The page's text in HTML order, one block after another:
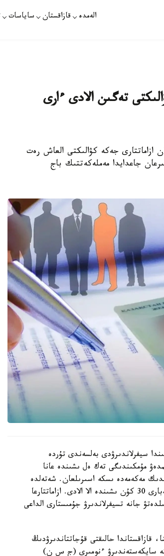
الەمدە قازاقستان ساياسات
جەكە كۋالىكتى تەگىن الادى ءارى
باستاپ قازاقستان ازاماتتارى جەكە كۋالىكتى العاش رەت
جاعدايدا مەملەكەتتىك باج
سيفرلاندىرۋدى بەلسەندى تۇردە
مۇمكىندىگى تەك ەل ىشىندە عانا
دە قولجەتىمدى. بۇل قىزمەت 71 ەلدەگى 99 شەتەلدىك مەكەمەدە ىسكە اسىرىلعان. شەتەلدە
جۇرگەن قازاقستاندىقتار ەندى پاسپورتتى بۇرىنعىداي 6 اي كۇتپەي، نەبارى 30 كۇن ىشىندە الا الادى. ازاماتتارعا
جانە تسيفرلاندىرۋ جۇمىستارى الداعى
قازاقستاندا حالىقتى قۇجاتتاندىرۋدىڭ
سايكەستەندىرۋ ءنومىرى (ج س ن)